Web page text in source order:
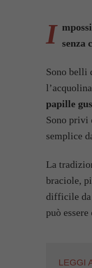
I senza
Sono belli
papille
Sono privi
semplice
La
braciole,
difficile da
può
LEGGI